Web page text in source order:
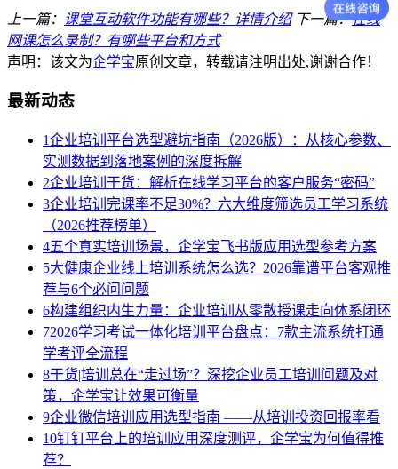
上一篇： 课堂互动软件功能有哪些？详情介绍 下一篇：在线
网课怎么录制？有哪些平台和方式
声明：该文为企学宝原创文章，转载请注明出处,谢谢合作！
最新动态
1企业培训平台选型避坑指南（2026版）：从核心参数、
实测数据到落地案例的深度拆解
2企业培训干货：解析在线学习平台的客户服务“密码”
3企业培训完课率不足30%？六大维度筛选员工学习系统
（2026推荐榜单）
4五个真实培训场景，企学宝飞书版应用选型参考方案
5大健康企业线上培训系统怎么选？2026靠谱平台客观推
荐与6个必问问题
6构建组织内生力量：企业培训从零散授课走向体系闭环
72026学习考试一体化培训平台盘点：7款主流系统打通
学考评全流程
8干货|培训总在“走过场”？深挖企业员工培训问题及对
策，企学宝让效果可衡量
9企业微信培训应用选型指南 ——从培训投资回报率看
10钉钉平台上的培训应用深度测评，企学宝为何值得推
荐？